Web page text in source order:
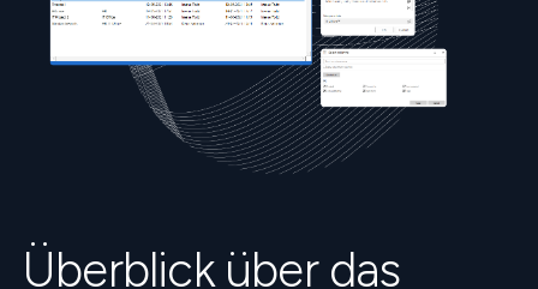
Überblick über das